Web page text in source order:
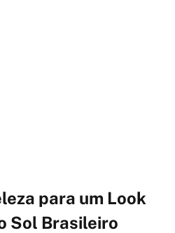
para um Look
Sol Brasileiro